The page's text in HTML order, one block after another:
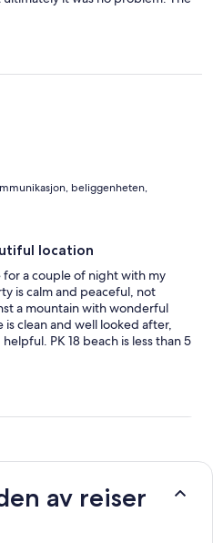
works. Plus the view is
beliggenheten,
location
a couple of night with my
is calm and peaceful, not
a mountain with wonderful
clean and well looked after,
PK 18 beach is less than 5
to get on a motorway,
be aware that you only rent
downstairs. It did not bother
nights are spectacular, it was
little light pollution. House
and washing powder.
av reiser